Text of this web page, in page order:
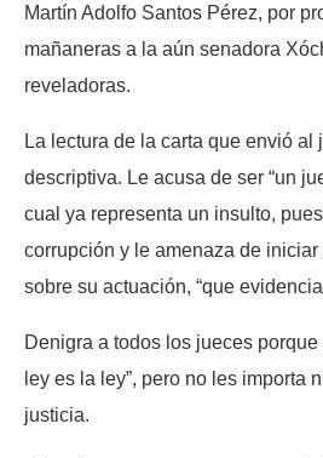
Martín Adolfo Santos Pérez, por
mañaneras a la aún senadora
reveladoras.
La lectura de la carta que envió al
descriptiva. Le acusa de ser “un
cual ya representa un insulto,
corrupción y le amenaza de
sobre su actuación, “que
Denigra a todos los jueces porque
ley es la ley”, pero no les importa
justicia.